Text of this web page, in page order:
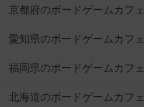
京都府のボードゲームカフェ
愛知県のボードゲームカフェ
福岡県のボードゲームカフェ
北海道のボードゲームカフェ